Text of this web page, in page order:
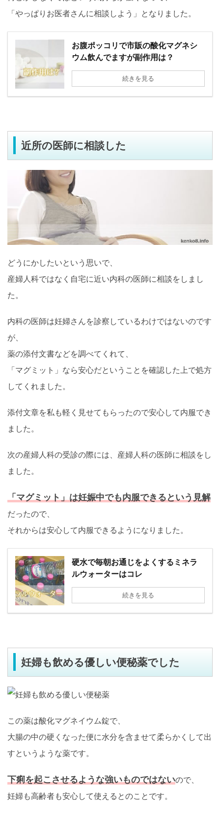
「やっぱりお医者さんに相談しよう」となりました。
お腹ポッコリで市販の酸化マグネシ
ウム飲んでますが副作用は？
続きを見る
近所の医師に相談した
どうにかしたいという思いで、
産婦人科ではなく自宅に近い内科の医師に相談をしまし
た。
内科の医師は妊婦さんを診察しているわけではないのです
が、
薬の添付文書などを調べてくれて、
「マグミット」なら安心だということを確認した上で処方
してくれました。
添付文章を私も軽く見せてもらったので安心して内服でき
ました。
次の産婦人科の受診の際には、産婦人科の医師に相談をし
ました。
「マグミット」は妊娠中でも内服できるという見解
だったので、
それからは安心して内服できるようになりました。
硬水で毎朝お通じをよくするミネラ
ルウォーターはコレ
続きを見る
妊婦も飲める優しい便秘薬でした
この薬は酸化マグネイウム錠で、
大腸の中の硬くなった便に水分を含ませて柔らかくして出
すというような薬です。
下痢を起こさせるような強いものではないので、
妊婦も高齢者も安心して使えるとのことです。